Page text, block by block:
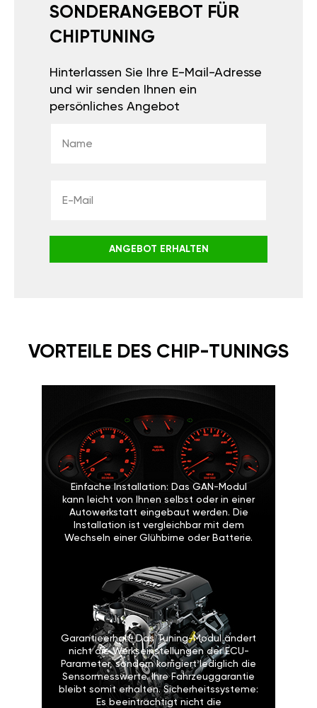
SONDERANGEBOT FÜR
CHIPTUNING
Hinterlassen Sie Ihre E-Mail-Adresse
und wir senden Ihnen ein
persönliches Angebot
ANGEBOT ERHALTEN
VORTEILE DES CHIP-TUNINGS
Einfache Installation: Das GAN-Modul
kann leicht von Ihnen selbst oder in einer
Autowerkstatt eingebaut werden. Die
Installation ist vergleichbar mit dem
Wechseln einer Glühbirne oder Batterie.
Garantieerhalt: Das Tuning-Modul ändert
nicht die Werkseinstellungen der ECU-
Parameter, sondern korrigiert lediglich die
Sensormesswerte. Ihre Fahrzeuggarantie
bleibt somit erhalten. Sicherheitssysteme:
Es beeinträchtigt nicht die